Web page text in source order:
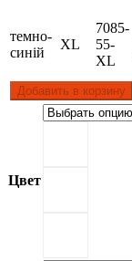
темно-
синій
XL
7085-
55-
XL
Добавить в корзину
Цвет